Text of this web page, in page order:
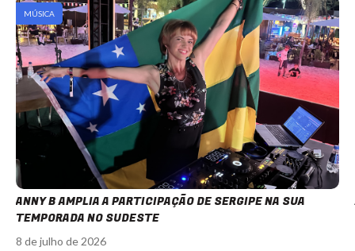
MÚSICA
ANNY B AMPLIA A PARTICIPAÇÃO DE SERGIPE NA SUA
TEMPORADA NO SUDESTE
8 de julho de 2026